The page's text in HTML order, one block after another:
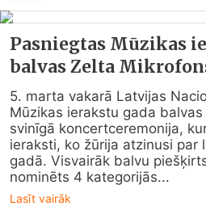
Pasniegtas Mūzikas
balvas Zelta
5. marta vakarā Latvijas
Mūzikas ierakstu gada
svinīgā koncertceremonija,
ieraksti, ko žūrija atzinusi par
gadā. Visvairāk balvu
nominēts 4 kategorijās...
Lasīt vairāk